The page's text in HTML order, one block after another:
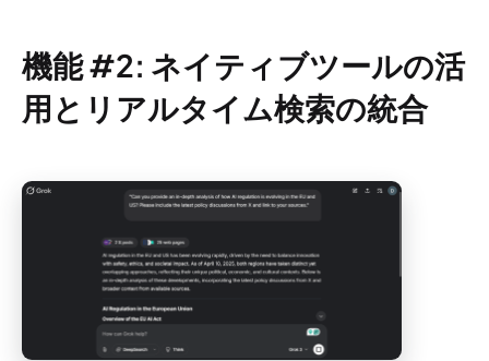
機能 #2: ネイティブツールの活
用とリアルタイム検索の統合